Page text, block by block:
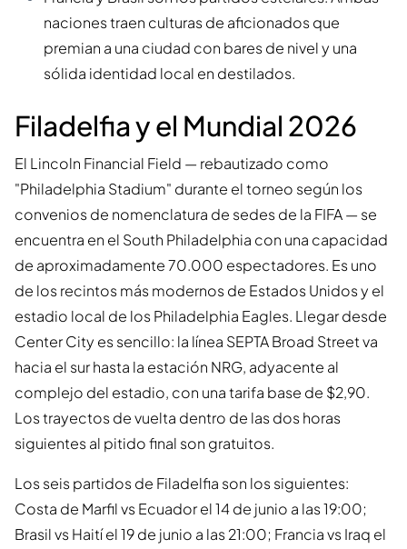
naciones traen culturas de aficionados que
premian a una ciudad con bares de nivel y una
sólida identidad local en destilados.
Filadelfia y el Mundial 2026
El Lincoln Financial Field — rebautizado como
"Philadelphia Stadium" durante el torneo según los
convenios de nomenclatura de sedes de la FIFA — se
encuentra en el South Philadelphia con una capacidad
de aproximadamente 70.000 espectadores. Es uno
de los recintos más modernos de Estados Unidos y el
estadio local de los Philadelphia Eagles. Llegar desde
Center City es sencillo: la línea SEPTA Broad Street va
hacia el sur hasta la estación NRG, adyacente al
complejo del estadio, con una tarifa base de $2,90.
Los trayectos de vuelta dentro de las dos horas
siguientes al pitido final son gratuitos.
Los seis partidos de Filadelfia son los siguientes:
Costa de Marfil vs Ecuador el 14 de junio a las 19:00;
Brasil vs Haití el 19 de junio a las 21:00; Francia vs Iraq el